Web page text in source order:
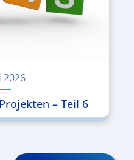
2026
– Teil 6